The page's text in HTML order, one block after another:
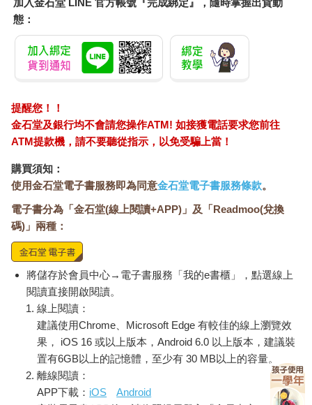
娜女士協助，因而重逢。當高愛倫女士向我提起共同撰寫一本結
合家庭故事與法律解析的書籍時，我喜出望外。我們倆有一致的
目標，就是希望透過文字能讓更多人瞭解相關的「實用」法律，
這本書於焉誕生。
本書精選二十多個真實故實，由高愛倫女士以其細膩、深刻的筆
關係中的衝突與背叛、親子關係間的矛盾與疏離、手足間因繼承
所產生的爭執，以及許多家庭長者所面臨的晚年照護與財產安排
問題。而我則從律師的法律實務經驗及法律規定的角度，針對每
則故事所涉及的法律爭議進行解析，介紹相關的法律規定與實務
見解，並提出相對應的解決對策，藉此協助讀者在面臨相似情境
時，都能知道如何應對，而不致徬徨，甚至不要佈錯局、走錯
路。
我始終認為家庭中的法律糾紛，雖然多半牽涉「情感」與「利
益」的糾葛，但透過妥善周延的事前規劃，是可以有效降低，甚
至避免的。尤其台灣當前的離婚率高居不下，且已步入「超高齡
社會」，如何善用現有的法律制度，包括約定夫妻財產制、借名
登記、人壽保險安排、預立遺囑及預定醫療決定、安養信託、意
定監護等，為自己與家人預作安排，是每個人都該正視的課題。
希望本書能為讀者建構關於家庭糾紛的基本法律知識，並幫助讀
者在步入每個人生階段前，都能做出更有智慧的安排，讓親人間
少一些對立，多一些和平，使我們的社會更加溫暖與和諧。
最後，誠摯感謝高愛倫女士的邀約及天下雜誌的出版，使我能在
「普法」的道路上，更往前邁步。
加入金石堂 LINE 官方帳號『完成綁定』，隨時掌握出貨動
態：
提醒您！！
金石堂及銀行均不會請您操作ATM! 如接獲電話要求您前往
ATM提款機，請不要聽從指示，以免受騙上當！
購買須知：
使用金石堂電子書服務即為同意金石堂電子書服務條款。
電子書分為「金石堂(線上閱讀+APP)」及「Readmoo(兌換
碼)」兩種：
將儲存於會員中心→電子書服務「我的e書櫃」，點選線上
閱讀直接開啟閱讀。
線上閱讀：
建議使用Chrome、Microsoft Edge 有較佳的線上瀏覽效
果， iOS 16 或以上版本，Android 6.0 以上版本，建議裝
置有6GB以上的記憶體，至少有 30 MB以上的容量。
離線閱讀：
APP下載： iOS
Android